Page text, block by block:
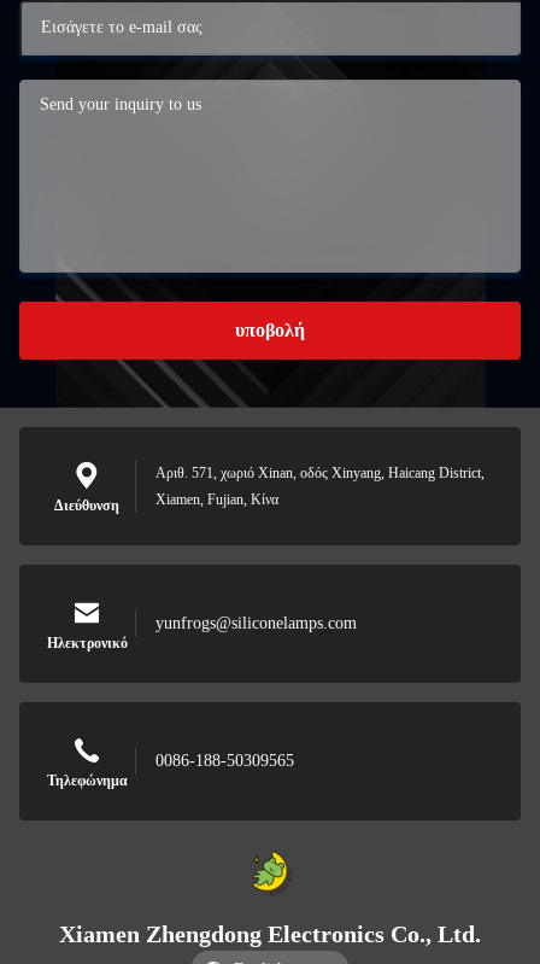
υποβολή
Διεύθυνση
Αριθ. 571, χωριό Xinan, οδός Xinyang, Haicang District,
Xiamen, Fujian, Κίνα
Ηλεκτρονικό
yunfrogs@siliconelamps.com
Τηλεφώνημα
0086-188-50309565
Xiamen Zhengdong Electronics Co., Ltd.